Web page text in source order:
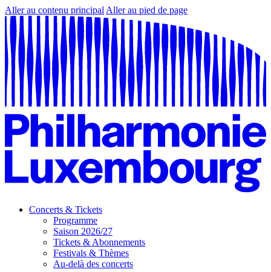
Aller au contenu principal Aller au pied de page
Concerts & Tickets
Programme
Saison 2026/27
Tickets & Abonnements
Festivals & Thèmes
Au-delà des concerts